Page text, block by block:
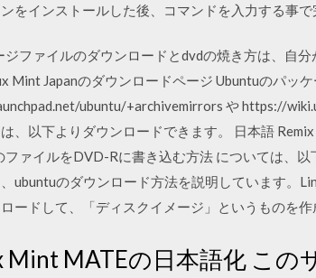
をインストールした後、コマンドを入力する事
ジファイルのダウンロードとdvdの焼き方は、自
Mint Japanのダウンロードページ Ubuntuのパッ
ubuntu/+archivemirrors や https://
、以下よりダウンロードできます。 日本語
ファイルをDVD-Rに書き込む方法 については、
ubuntuのダウンロード方法を説明しています。
ードして、「ディスクイメージ」というものを作
Mint MATEの日本語化 この